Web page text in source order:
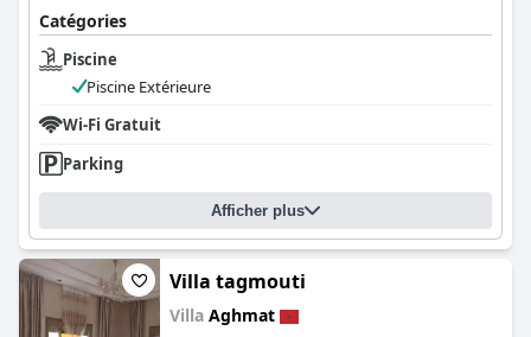
Catégories
Piscine
Piscine Extérieure
Wi-Fi Gratuit
Parking
Afficher plus
Villa tagmouti
Villa Aghmat